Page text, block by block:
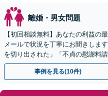
離婚・男女問題
【初回相談無料】あなたの利益の
メールで状況を丁寧にお聞きしま
を切り出された」「不貞の慰謝料
【リーズナブルな料金設定】
事例を見る(10件)